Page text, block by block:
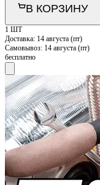
В КОРЗИНУ
1 ШТ
Доставка: 14 августа (пт)
Самовывоз: 14 августа (пт)
бесплатно